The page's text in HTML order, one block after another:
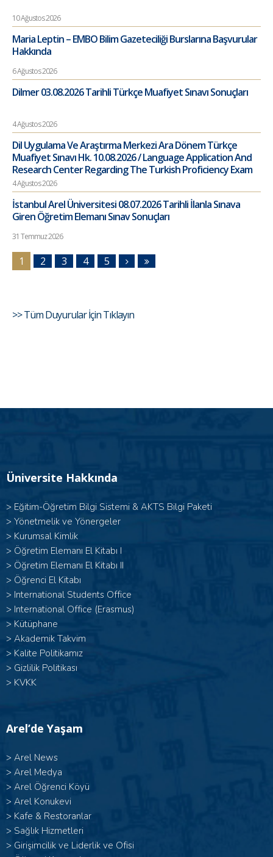
10 Ağustos 2026
Maria Leptin – EMBO Bilim Gazeteciliği Burslarına Başvurular
Hakkında
6 Ağustos 2026
Dilmer 03.08.2026 Tarihli Türkçe Muafiyet Sınavı Sonuçları
4 Ağustos 2026
Dil Uygulama Ve Araştırma Merkezi Ara Dönem Türkçe
Muafiyet Sınavı Hk. 10.08.2026 / Language Application And
Research Center Regarding The Turkish Proficiency Exam
4 Ağustos 2026
İstanbul Arel Üniversitesi 08.07.2026 Tarihli İlanla Sınava
Giren Öğretim Elemanı Sınav Sonuçları
31 Temmuz 2026
1 2 3 4 5
>> Tüm Duyurular İçin Tıklayın
Üniversite Hakkında
> Eğitim-Öğretim Bilgi Sistemi & AKTS Bilgi Paketi
> Yönetmelik ve Yönergeler
> Kurumsal Kimlik
> Öğretim Elemanı El Kitabı I
> Öğretim Elemanı El Kitabı II
> Öğrenci El Kitabı
> International Students Office
> International Office (Erasmus)
> Kütüphane
> Akademik Takvim
> Kalite Politikamız
> Gizlilik Politikası
> KVKK
Arel’de Yaşam
> Arel News
> Arel Medya
> Arel Öğrenci Köyü
> Arel Konukevi
> Kafe & Restoranlar
> Sağlık Hizmetleri
> Girişimcilik ve Liderlik ve Ofisi